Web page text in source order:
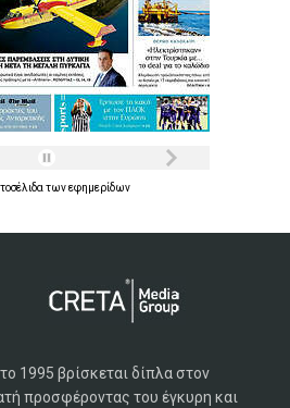
τωνεφημερίδων
1995 βρίσκεται δίπλα στον
προσφέροντας του έγκυρη και